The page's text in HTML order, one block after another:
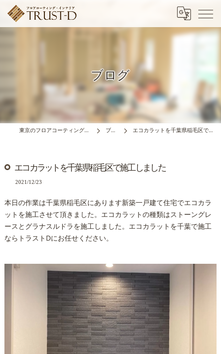
ブログ
東京のフロアコーティングはTRUST-D ブログ エコカラットを千葉県稲毛区で施工しました
エコカラットを千葉県稲毛区で施工しました
2021/12/23
本日の作業は千葉県稲毛区にあります新築一戸建て住宅でエコカラ
ットを施工させて頂きました。エコカラットの種類はストーングレ
ースとグラナスルドラを施工しました。エコカラットを千葉で施工
ならトラストDにお任せください。